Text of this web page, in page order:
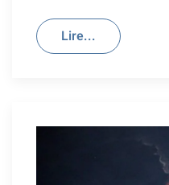
Lire...